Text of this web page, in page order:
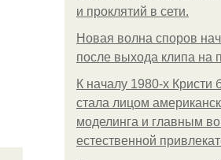
и проклятий в сети.
Новая волна споров
после выхода клипа на
К началу 1980-х Кристи
стала лицом
моделинга и главным
естественной